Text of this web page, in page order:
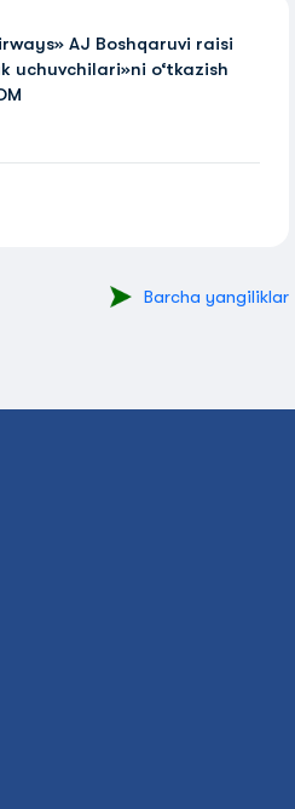
AJ Boshqaruvi raisi
uchuvchilari»ni o‘tkazish
Barcha yangiliklar